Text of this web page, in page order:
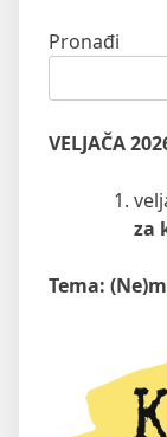
Pronađi
VELJAČA
za
Tema: